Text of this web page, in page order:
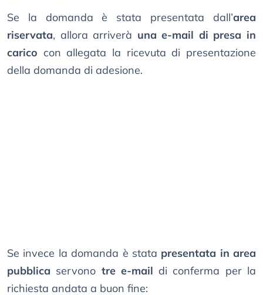
Se la domanda è stata presentata dall’area
riservata, allora arriverà una e-mail di presa in
carico con allegata la ricevuta di presentazione
della domanda di adesione.
Se invece la domanda è stata presentata in area
pubblica servono tre e-mail di conferma per la
richiesta andata a buon fine: